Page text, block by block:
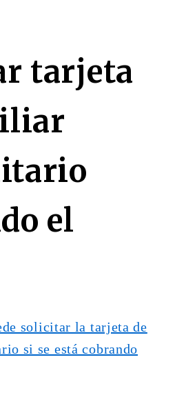
tarjeta
el
solicitar la tarjeta de
si se está cobrando